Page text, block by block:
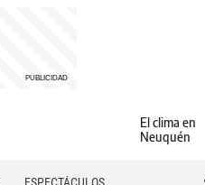
El clima en
Neuquén